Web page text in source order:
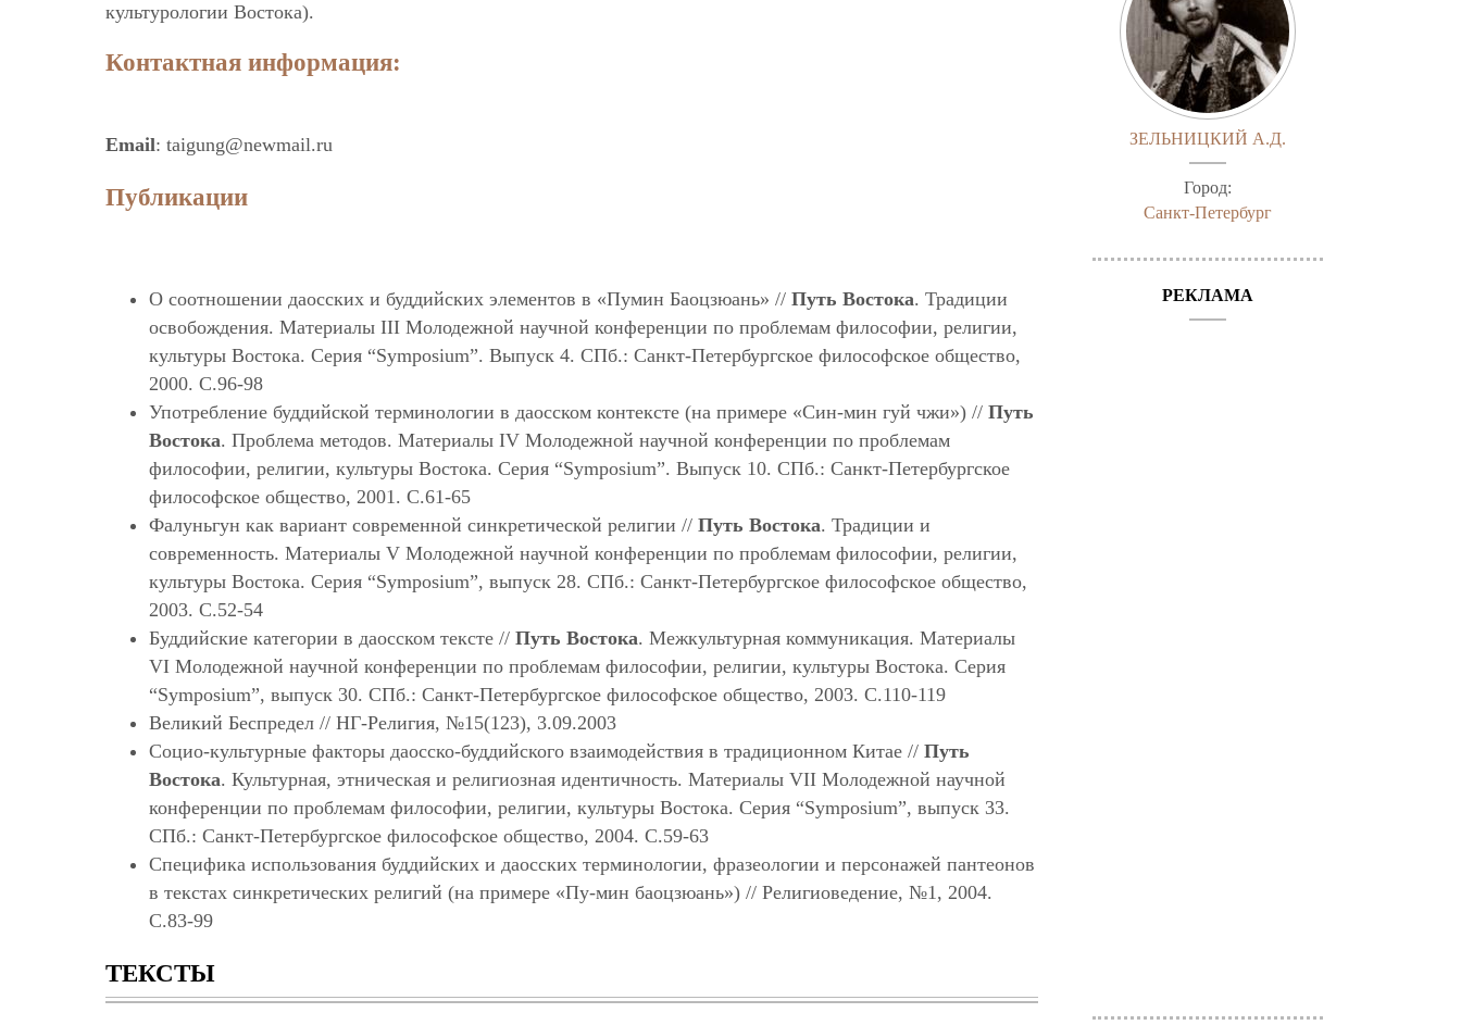
культурологии Востока).
Контактная информация:
Email: taigung@newmail.ru
Публикации
О соотношении даосских и буддийских элементов в «Пумин Баоцзюань» // Путь Востока. Традиции
освобождения. Материалы III Молодежной научной конференции по проблемам философии, религии,
культуры Востока. Серия “Symposium”. Выпуск 4. СПб.: Санкт-Петербургское философское общество,
2000. С.96-98
Употребление буддийской терминологии в даосском контексте (на примере «Син-мин гуй чжи») // Путь
Востока. Проблема методов. Материалы IV Молодежной научной конференции по проблемам
философии, религии, культуры Востока. Серия “Symposium”. Выпуск 10. СПб.: Санкт-Петербургское
философское общество, 2001. С.61-65
Фалуньгун как вариант современной синкретической религии // Путь Востока. Традиции и
современность. Материалы V Молодежной научной конференции по проблемам философии, религии,
культуры Востока. Серия “Symposium”, выпуск 28. СПб.: Санкт-Петербургское философское общество,
2003. С.52-54
Буддийские категории в даосском тексте // Путь Востока. Межкультурная коммуникация. Материалы
VI Молодежной научной конференции по проблемам философии, религии, культуры Востока. Серия
“Symposium”, выпуск 30. СПб.: Санкт-Петербургское философское общество, 2003. С.110-119
Великий Беспредел // НГ-Религия, №15(123), 3.09.2003
Социо-культурные факторы даосско-буддийского взаимодействия в традиционном Китае // Путь
Востока. Культурная, этническая и религиозная идентичность. Материалы VII Молодежной научной
конференции по проблемам философии, религии, культуры Востока. Серия “Symposium”, выпуск 33.
СПб.: Санкт-Петербургское философское общество, 2004. С.59-63
Специфика использования буддийских и даосских терминологии, фразеологии и персонажей пантеонов
в текстах синкретических религий (на примере «Пу-мин баоцзюань») // Религиоведение, №1, 2004.
С.83-99
ТЕКСТЫ
ЗЕЛЬНИЦКИЙ А.Д.
Город:
Санкт-Петербург
РЕКЛАМА